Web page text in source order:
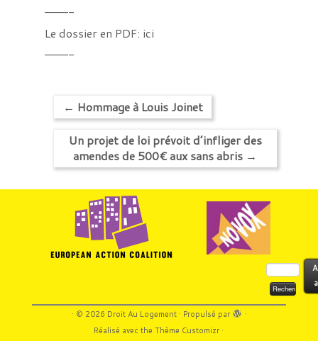
———-
Le dossier en PDF: ici
———-
← Hommage à Louis Joinet
Un projet de loi prévoit d’infliger des
amendes de 500€ aux sans abris →
Rechercher :
· © 2026 Droit Au Logement· Propulsé par
·
Réalisé avec theThème Customizr·